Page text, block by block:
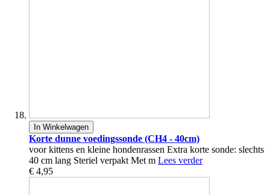
In Winkelwagen
Korte dunne voedingssonde (CH4 - 40cm)
voor kittens en kleine hondenrassen Extra korte sonde: slechts
40 cm lang Steriel verpakt Met m Lees verder
€ 4,95